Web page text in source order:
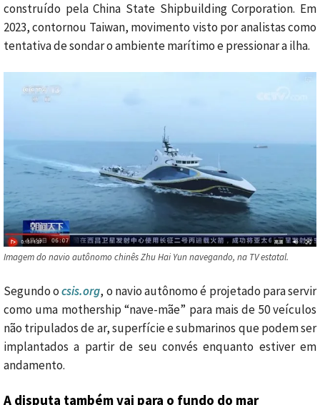
construído pela China State Shipbuilding Corporation. Em
2023, contornou Taiwan, movimento visto por analistas como
tentativa de sondar o ambiente marítimo e pressionar a ilha.
Imagem do navio autônomo chinês Zhu Hai Yun navegando, na TV estatal.
Segundo ocsis.org, o navio autônomo é projetado para servir
como uma mothership “nave-mãe” para mais de 50 veículos
não tripulados de ar, superfície e submarinos que podem ser
implantados a partir de seu convés enquanto estiver em
andamento.
A disputa também vai para o fundo do mar